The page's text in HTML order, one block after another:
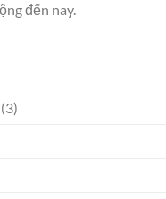
đến nay.
(3)